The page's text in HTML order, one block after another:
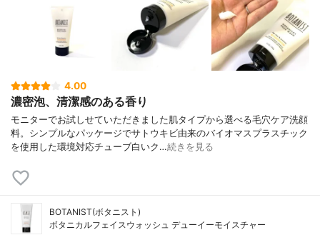
4.00
濃密泡、清潔感のある香り
モニターでお試しせていただきました肌タイプから選べる毛穴ケア洗顔
料。シンプルなパッケージでサトウキビ由来のバイオマスプラスチック
を使用した環境対応チューブ白いク…続きを見る
BOTANIST(ボタニスト)
ボタニカルフェイスウォッシュ デューイーモイスチャー